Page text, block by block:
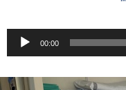
Reproductor
de
00:00